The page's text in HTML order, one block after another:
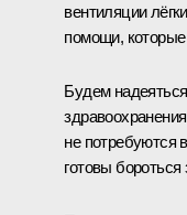
вентиляции
помощи, которые
Будем
не
готовы